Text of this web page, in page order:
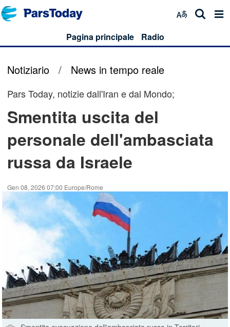
Pagina principale Radio
Notiziario / News in tempo reale
Pars Today, notizie dall'Iran e dal Mondo;
Smentita uscita del
personale dell'ambasciata
russa da Israele
Gen 08, 2026 07:00 Europe/Rome